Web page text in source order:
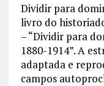
Dividir para
livro do
– “Dividir para
1880-1914”. A
adaptada e
campos